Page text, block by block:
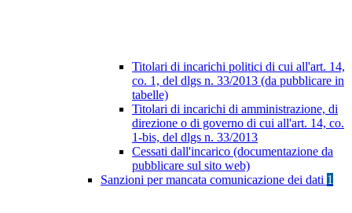
Titolari di incarichi politici di cui all'art. 14,
co. 1, del dlgs n. 33/2013 (da pubblicare in
tabelle)
Titolari di incarichi di amministrazione, di
direzione o di governo di cui all'art. 14, co.
1-bis, del dlgs n. 33/2013
Cessati dall'incarico (documentazione da
pubblicare sul sito web)
Sanzioni per mancata comunicazione dei dati 1